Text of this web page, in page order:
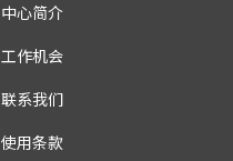
中心简介
工作机会
联系我们
使用条款